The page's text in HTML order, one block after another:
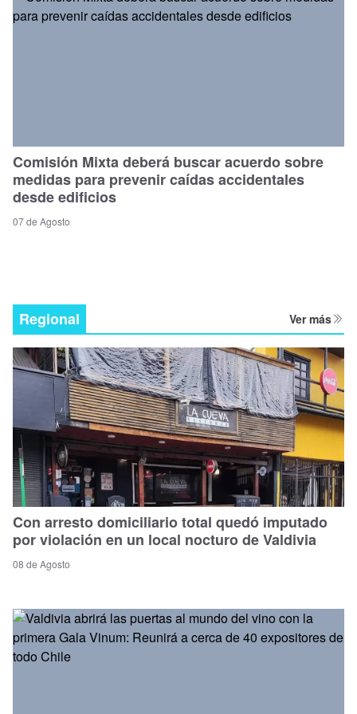
Comisión Mixta deberá buscar acuerdo sobre
medidas para prevenir caídas accidentales
desde edificios
07 de Agosto
Regional Ver más
Con arresto domiciliario total quedó imputado
por violación en un local nocturo de Valdivia
08 de Agosto